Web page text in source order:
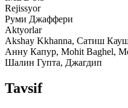
Rejissyor
Руми Джаффери
Aktyorlar
Akshay Kkhanna, Сатиш
Анну Капур, Mohit Baghel,
Шалин Гупта, Джагдип
Tavsif